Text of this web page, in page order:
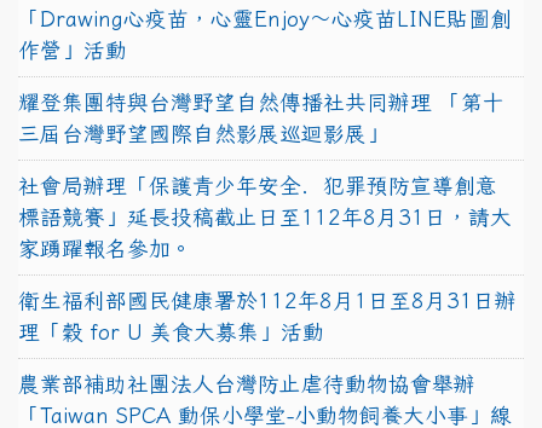
「Drawing心疫苗，心靈Enjoy〜心疫苗LINE貼圖創
作營」活動
耀登集團特與台灣野望自然傳播社共同辦理 「第十
三屆台灣野望國際自然影展巡迴影展」
社會局辦理「保護青少年安全．犯罪預防宣導創意
標語競賽」延長投稿截止日至112年8月31日，請大
家踴躍報名參加。
衛生福利部國民健康署於112年8月1日至8月31日辦
理「穀 for U 美食大募集」活動
農業部補助社團法人台灣防止虐待動物協會舉辦
「Taiwan SPCA 動保小學堂-小動物飼養大小事」線